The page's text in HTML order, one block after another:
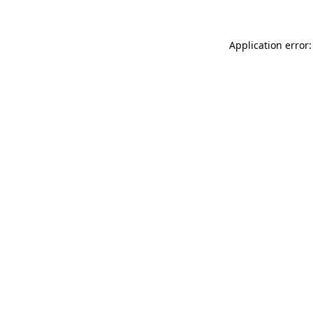
Application